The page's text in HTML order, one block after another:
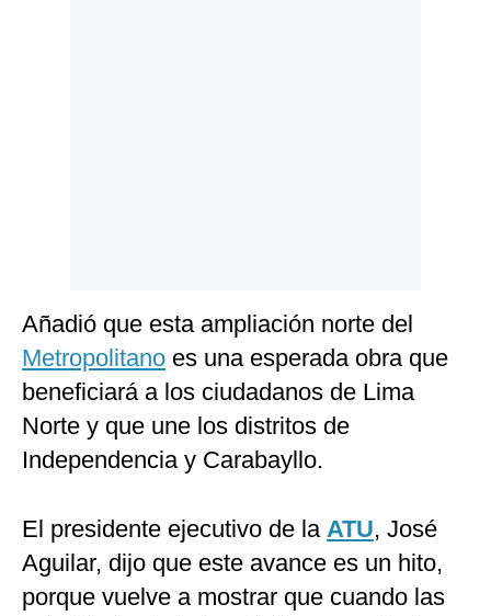
Añadió que esta ampliación norte del
Metropolitano es una esperada obra que
beneficiará a los ciudadanos de Lima
Norte y que une los distritos de
Independencia y Carabayllo.
El presidente ejecutivo de la ATU, José
Aguilar, dijo que este avance es un hito,
porque vuelve a mostrar que cuando las